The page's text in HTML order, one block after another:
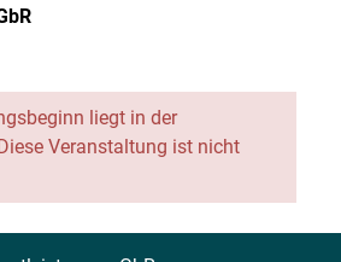
liegt in der
Veranstaltung ist nicht